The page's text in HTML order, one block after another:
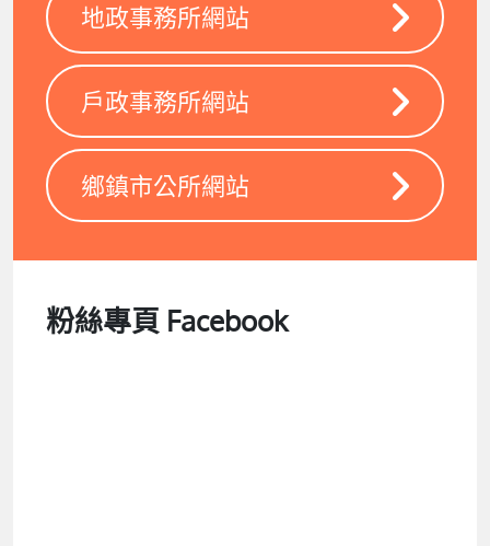
地政事務所網站
戶政事務所網站
鄉鎮市公所網站
粉絲專頁 Facebook